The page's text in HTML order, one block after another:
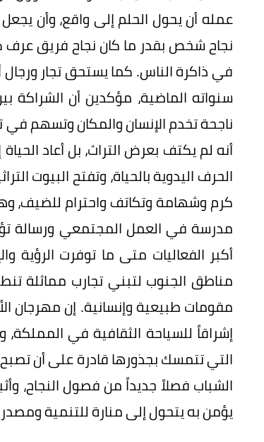
عمله أن يحول الحلم إلى واقع، وأن
نجاح شخص بقدر ما كان نجاح فريق عرف
في ذاكرة الناس. كما يستحق تجار
سنواته الماضية، مؤكدين أن
ناجحة تخدم الإنسان والمكان وتسهم في
أنه لم يكتف بعرض التراث، بل أعاد
الحرف اليدوية بالحياة، وتفتح البيوت
كرم وشهامة وتكاتف واحترام للضيف،
مدرسة في العمل المجتمعي ورسالة
أكبر الفعاليات متى ما توفرت الرؤية
مناطق الجنوب لتبني تجارب مماثلة
مقومات طبيعية وإنسانية. إن مهرجان
إشراقاً للسياحة الثقافية في
التي تتمسك بجذورها قادرة على أن
الشباب فصلاً جديداً من فصول النجاح،
يؤمن به يتحول إلى منارة للتنمية ومصدر